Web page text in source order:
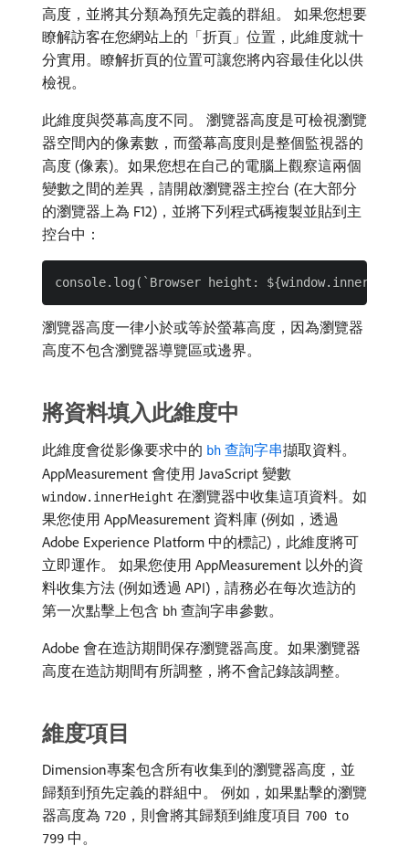
高度，並將其分類為預先定義的群組。 如果您想要
瞭解訪客在您網站上的「折頁」位置，此維度就十
分實用。瞭解折頁的位置可讓您將內容最佳化以供
檢視。
此維度與熒幕高度不同。 瀏覽器高度是可檢視瀏覽
器空間內的像素數，而螢幕高度則是整個監視器的
高度 (像素)。如果您想在自己的電腦上觀察這兩個
變數之間的差異，請開啟瀏覽器主控台 (在大部分
的瀏覽器上為 F12)，並將下列程式碼複製並貼到主
控台中：
瀏覽器高度一律小於或等於螢幕高度，因為瀏覽器
高度不包含瀏覽器導覽區或邊界。
將資料填入此維度中
此維度會從影像要求中的 bh 查詢字串擷取資料。
AppMeasurement 會使用 JavaScript 變數
window.innerHeight 在瀏覽器中收集這項資料。如
果您使用 AppMeasurement 資料庫 (例如，透過
Adobe Experience Platform 中的標記)，此維度將可
立即運作。 如果您使用 AppMeasurement 以外的資
料收集方法 (例如透過 API)，請務必在每次造訪的
第一次點擊上包含 bh 查詢字串參數。
Adobe 會在造訪期間保存瀏覽器高度。如果瀏覽器
高度在造訪期間有所調整，將不會記錄該調整。
維度項目
Dimension專案包含所有收集到的瀏覽器高度，並
歸類到預先定義的群組中。 例如，如果點擊的瀏覽
器高度為 720 ，則會將其歸類到維度項目 700 to
799 中。